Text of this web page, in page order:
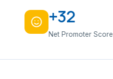
+32
Net Promoter Score